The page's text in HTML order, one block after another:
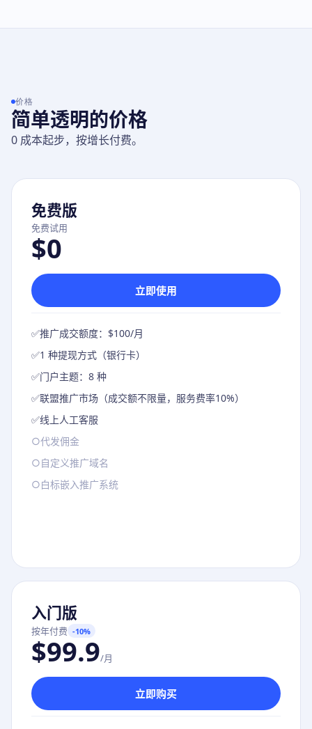
价格
简单透明的价格
0 成本起步，按增长付费。
免费版
免费试用
$0
立即使用
✅推广成交额度：$100/月
✅1 种提现方式（银行卡）
✅门户主题：8 种
✅联盟推广市场（成交额不限量，服务费率10%）
✅线上人工客服
○代发佣金
○自定义推广域名
○白标嵌入推广系统
入门版
按年付费 -10%
$99.9/月
立即购买